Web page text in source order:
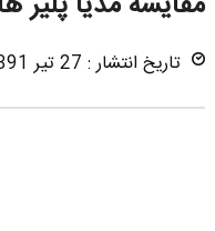
تاریخ انتشار : 27 تیر 1391